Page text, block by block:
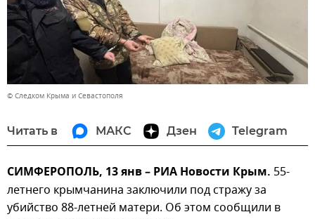
© Следком Крыма и Севастополя
Читать в МАКС Дзен Telegram
СИМФЕРОПОЛЬ, 13 янв – РИА Новости Крым. 55-
летнего крымчанина заключили под стражу за
убийство 88-летней матери. Об этом сообщили в